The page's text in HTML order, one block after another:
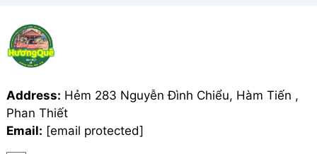
Address: Hẻm 283 Nguyễn Đình Chiểu, Hàm Tiến ,
Phan Thiết
Email: [email protected]